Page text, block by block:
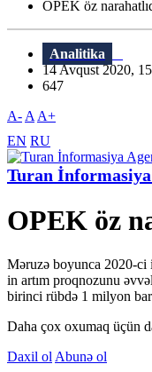
OPEK öz
Analitika
14 Avqust 2020,
647
A- A A+
EN RU
Turan
OPEK öz
Məruzə boyunca 2020-ci
in artım proqnozunu
birinci rübdə 1 milyon
Daha çox oxumaq üçün
Daxil ol Abunə ol